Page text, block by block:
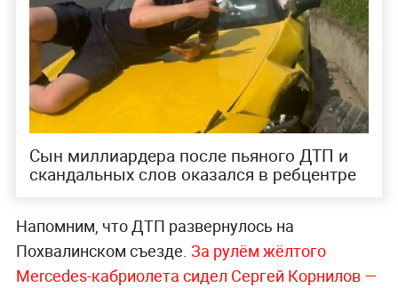
Сын миллиардера после пьяного ДТП и
скандальных слов оказался в ребцентре
Напомним, что ДТП развернулось на
Похвалинском съезде. За рулём жёлтого
Mercedes-кабриолета сидел Сергей Корнилов —